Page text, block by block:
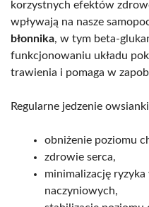
korzystnych efektów
wpływają na nasze
błonnika, w tym beta-
funkcjonowaniu układu
trawienia i pomaga w
Regularne jedzenie
obniżenie poziomu
zdrowie serca,
minimalizację
naczyniowych,